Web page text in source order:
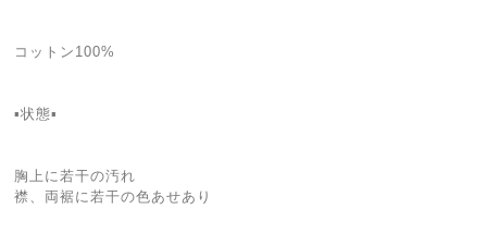
コットン100%
▪状態▪
胸上に若干の汚れ
襟、両裾に若干の色あせあり